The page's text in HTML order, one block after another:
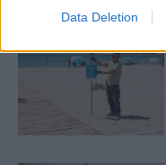
Data Deletion